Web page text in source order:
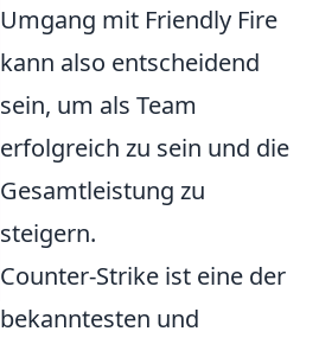
Umgang mit Friendly Fire
kann also entscheidend
sein, um als Team
erfolgreich zu sein und die
Gesamtleistung zu
steigern.
Counter-Strike ist eine der
bekanntesten und